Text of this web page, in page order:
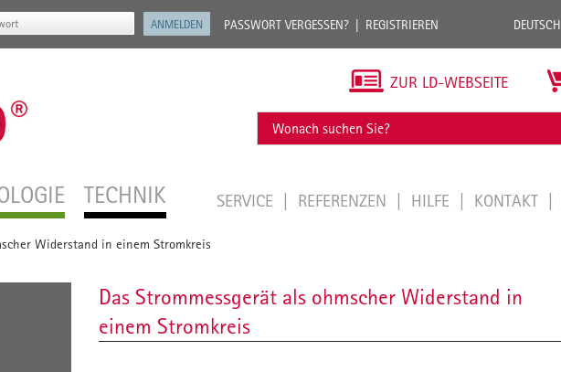
PASSWORT VERGESSEN? REGISTRIEREN DEUTSCH
TECHNIK
ZUR LD-WEBSEITE
SERVICE REFERENZEN HILFE KONTAKT
Widerstand in einem Stromkreis
Das Strommessgerät als ohmscher Widerstand in
einem Stromkreis